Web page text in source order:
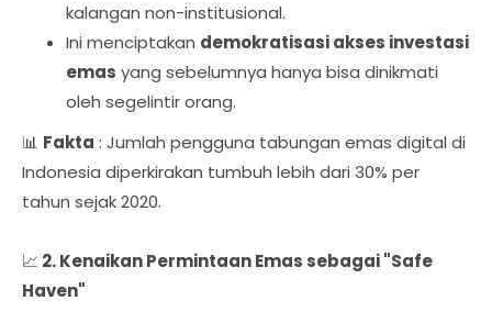
kalangan non-institusional.
Ini menciptakan demokratisasi akses investasi
emas yang sebelumnya hanya bisa dinikmati
oleh segelintir orang.
📊 Fakta : Jumlah pengguna tabungan emas digital di
Indonesia diperkirakan tumbuh lebih dari 30% per
tahun sejak 2020.
📈 2. Kenaikan Permintaan Emas sebagai "Safe
Haven"